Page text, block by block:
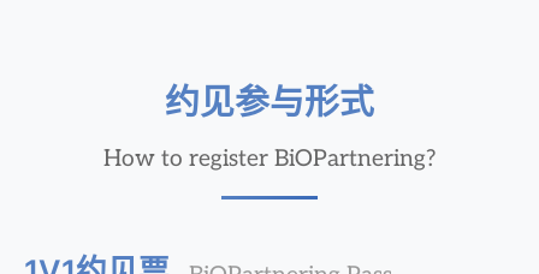
约见参与形式
How to register BiOPartnering?